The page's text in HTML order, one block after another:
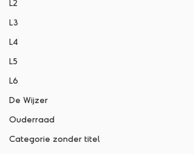
L2
L3
L4
L5
L6
De Wijzer
Ouderraad
Categorie zonder titel